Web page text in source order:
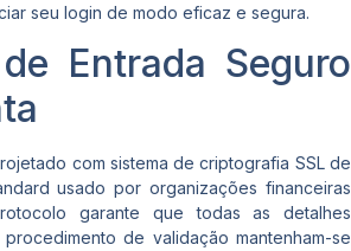
seu login de modo eficaz e segura.
Entrada Seguro
com sistema de criptografia SSL de
usado por organizações financeiras
garante que todas as detalhes
de validação mantenham-se